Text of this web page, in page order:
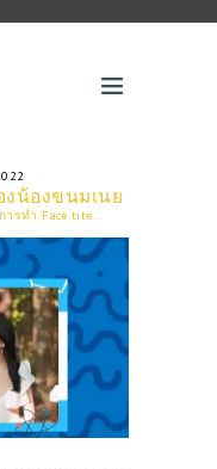
งน้องขนมเนย
ารทำ Face tite...